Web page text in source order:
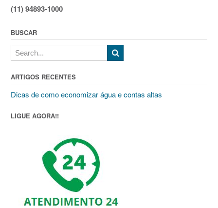
(11) 94893-1000
BUSCAR
ARTIGOS RECENTES
Dicas de como economizar água e contas altas
LIGUE AGORA!!